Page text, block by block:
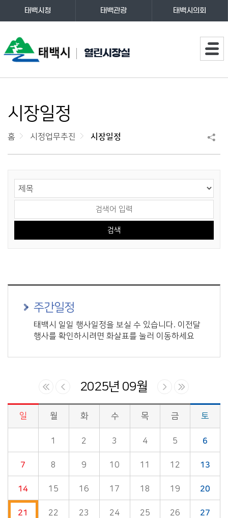
열린시장실
태백시청 태백관광 태백시의회
시장일정
홈 시정업무추진 시장일정
주간일정
태백시 일일 행사일정을 보실 수 있습니다. 이전달
행사를 확인하시려면 화살표를 눌러 이동하세요
2025년 09월
시정업무추진 > 시장일정 게시판의 (2025년 09월) 달력형태로 일정명, 일정내용을 제공합니다.
일 월 화 수 목 금 토
1 2 3 4 5 6
7 8 9 10 11 12 13
14 15 16 17 18 19 20
21 22 23 24 25 26 27